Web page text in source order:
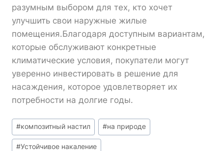
разумным выбором для тех, кто хочет
улучшить свои наружные жилые
помещения.Благодаря доступным вариантам,
которые обслуживают конкретные
климатические условия, покупатели могут
уверенно инвестировать в решение для
насаждения, которое удовлетворяет их
потребности на долгие годы.
Метки
записи:
#композитный настил #на природе
#Устойчивое накаление